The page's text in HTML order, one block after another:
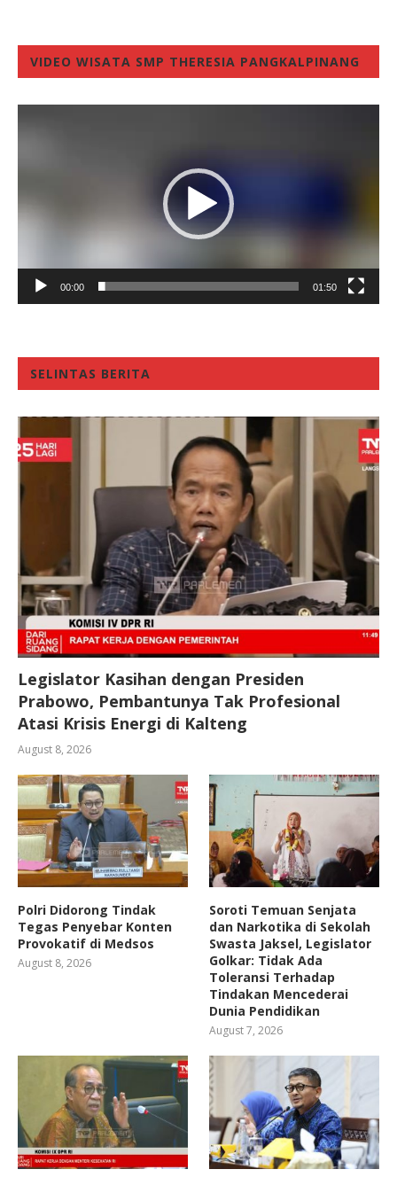
VIDEO WISATA SMP THERESIA PANGKALPINANG
00:00 01:50
SELINTAS BERITA
Legislator Kasihan dengan Presiden
Prabowo, Pembantunya Tak Profesional
Atasi Krisis Energi di Kalteng
August 8, 2026
Polri Didorong Tindak
Tegas Penyebar Konten
Provokatif di Medsos
August 8, 2026
Soroti Temuan Senjata
dan Narkotika di Sekolah
Swasta Jaksel, Legislator
Golkar: Tidak Ada
Toleransi Terhadap
Tindakan Mencederai
Dunia Pendidikan
August 7, 2026